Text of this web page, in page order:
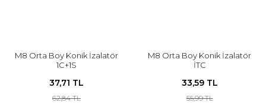
M8 Orta Boy Konik İzalatör
1C+1S
37,71 TL
62,84 TL
M8 Orta Boy Konik İzalatör
İTC
33,59 TL
55,99 TL